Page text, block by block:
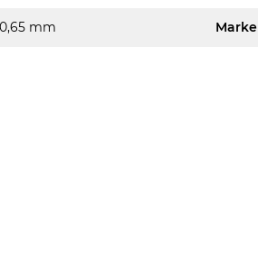
0,65 mm Marke